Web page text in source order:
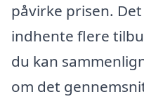
påvirke prisen.
indhente flere
du kan
om det